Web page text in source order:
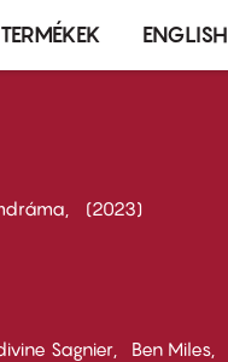
TERMÉKEK ENGLISH
2023
Sagnier Ben Miles